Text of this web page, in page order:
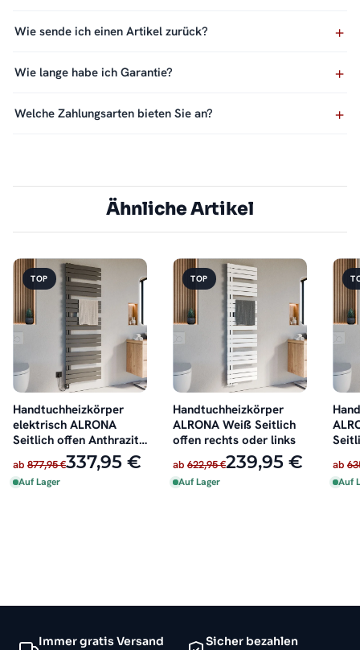
Wie sende ich einen Artikel zurück?
Wie lange habe ich Garantie?
Welche Zahlungsarten bieten Sie an?
Ähnliche Artikel
TOP
Handtuchheizkörper
elektrisch ALRONA
Seitlich offen Anthrazit
inkl. Heizstab
ab 877,95 €337,95 €
Auf Lager
TOP
Handtuchheizkörper
ALRONA Weiß Seitlich
offen rechts oder links
ab 622,95 €239,95 €
Auf Lager
ab
Auf
Immer gratis Versand Sicher bezahlen